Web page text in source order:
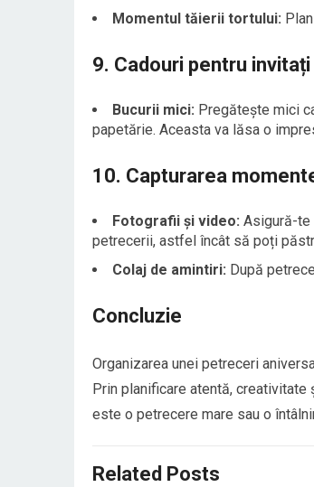
Momentul tăierii tortului:
9. Cadouri pentru invitați
Bucurii mici: Pregătește mici
papetărie. Aceasta va lăsa o
10. Capturarea
Fotografii și video: Asigură-te
petrecerii, astfel încât să poți
Colaj de amintiri: După
Concluzie
Organizarea unei petreceri
Prin planificare atentă,
este o petrecere mare sau o
Related Posts